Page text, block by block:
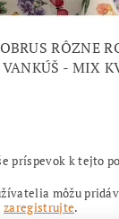
RÔZNE
- MIX
príspevok k tejto
môžu
zaregistrujte.